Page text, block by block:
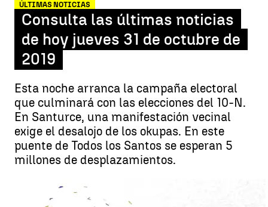
ÚLTIMAS NOTICIAS
Consulta las últimas noticias
de hoy jueves 31 de octubre de
2019
Esta noche arranca la campaña electoral
que culminará con las elecciones del 10-N.
En Santurce, una manifestación vecinal
exige el desalojo de los okupas. En este
puente de Todos los Santos se esperan 5
millones de desplazamientos.
Consulta las últimas noticias de hoy jueves 31 de octubre de 2019 |